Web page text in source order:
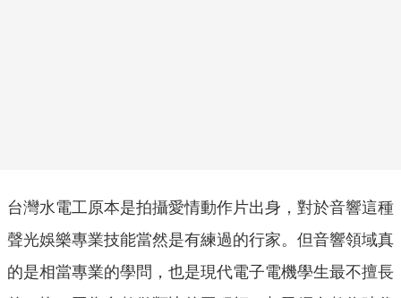
台灣水電工原本是拍攝愛情動作片出身，對於音響這種
聲光娛樂專業技能當然是有練過的行家。但音響領域真
的是相當專業的學問，也是現代電子電機學生最不擅長